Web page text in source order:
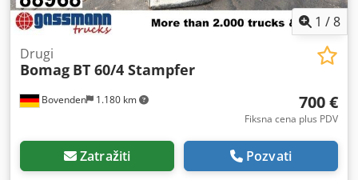
1 /8
Bovenden 1.180 km
Drugi
Bomag BT 60/4 Stampfer
700 €
Fiksna cena plus PDV
Zatražiti Pozvati